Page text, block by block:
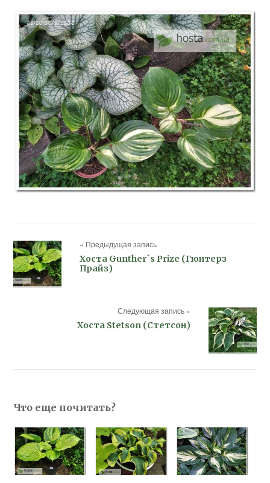
« Предыдущая запись
Хоста Gunther`s Prize (Гюнтерз
Прайз)
Следующая запись »
Хоста Stetson (Стетсон)
Что еще почитать?